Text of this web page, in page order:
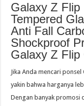
Galaxy Z Flip
Tempered
Anti Fall
Shockproof
Galaxy Z Flip
Jika Anda mencari
yakin bahwa harganya
Dengan banyak promosi